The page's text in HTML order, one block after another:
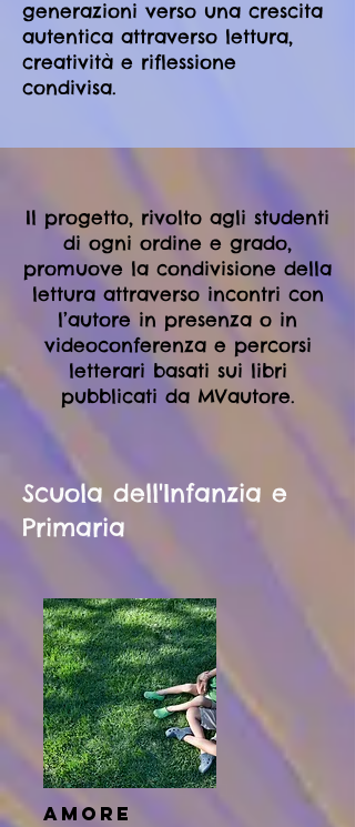
generazioni verso una crescita
autentica attraverso lettura,
creatività e riflessione
condivisa.
Il progetto, rivolto agli studenti
di ogni ordine e grado,
promuove la condivisione della
lettura attraverso incontri con
l’autore in presenza o in
videoconferenza e percorsi
letterari basati sui libri
pubblicati da MVautore.
Scuola dell'Infanzia e
Primaria
amore